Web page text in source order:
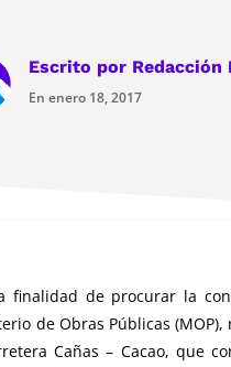
Escrito por Redacción
En enero 18, 2017
finalidad de procurar la
de Obras Públicas
Cañas – Cacao, que